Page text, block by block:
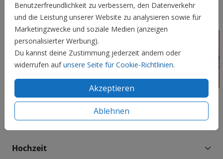
Benutzerfreundlichkeit zu verbessern, den Datenverkehr
und die Leistung unserer Website zu analysieren sowie für
Marketingzwecke und soziale Medien (anzeigen
personalisierter Werbung).
Du kannst deine Zustimmung jederzeit ändern oder
widerrufen aufunsere Seite für Cookie-Richtlinien.
Akzeptieren
Ablehnen
Hochzeit